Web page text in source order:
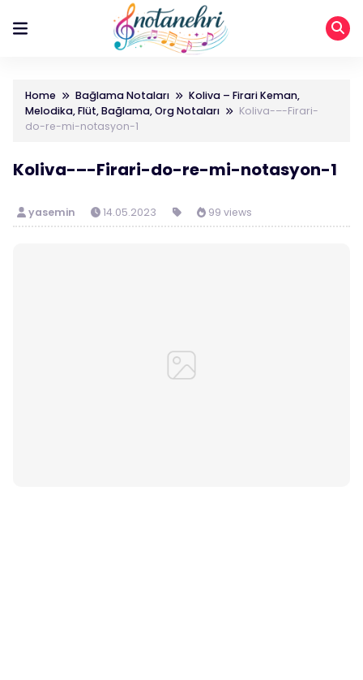
Home Bağlama Notaları
Koliva – Firari Keman,
Melodika, Flüt, Bağlama, Org Notaları
Koliva-–-Firari-
do-re-mi-notasyon-1
Koliva-–-Firari-do-re-mi-notasyon-1
yasemin 14.05.2023 99 views